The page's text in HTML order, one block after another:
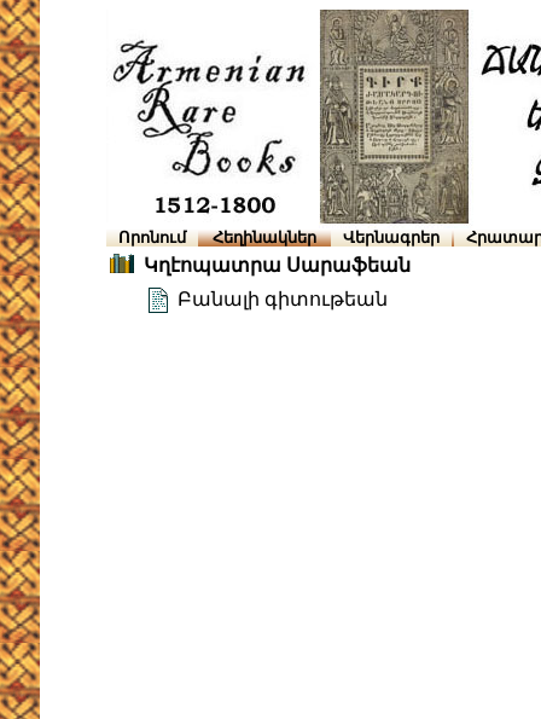
Որոնում Հեղինակներ Վերնագրեր
Կղէոպատրա Սարաֆեան
Բանալի գիտութեան